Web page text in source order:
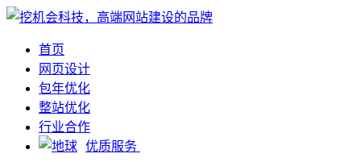
首页
网页设计
包年优化
整站优化
行业合作
优质服务